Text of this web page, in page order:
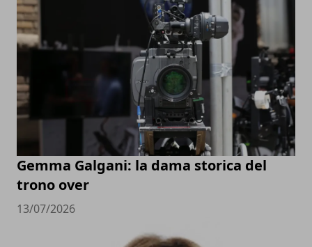
Gemma Galgani: la dama storica del
trono over
13/07/2026